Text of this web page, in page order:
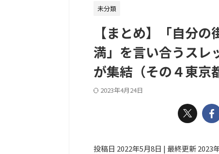
未分類
【まとめ】「自分
満」を言い合うスレ
が集結（その４東京
2023年4月24日
投稿日 2022年5月8日 | 最終更新 2023